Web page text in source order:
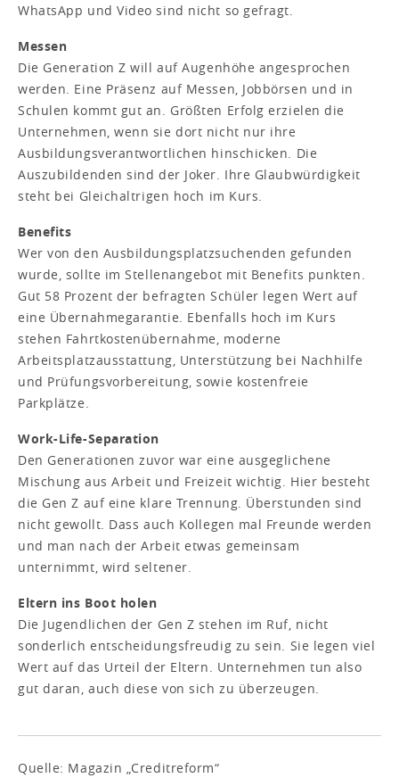
WhatsApp und Video sind nicht so gefragt.
Messen
Die Generation Z will auf Augenhöhe angesprochen
werden. Eine Präsenz auf Messen, Jobbörsen und in
Schulen kommt gut an. Größten Erfolg erzielen die
Unternehmen, wenn sie dort nicht nur ihre
Ausbildungsverantwortlichen hinschicken. Die
Auszubildenden sind der Joker. Ihre Glaubwürdigkeit
steht bei Gleichaltrigen hoch im Kurs.
Benefits
Wer von den Ausbildungsplatzsuchenden gefunden
wurde, sollte im Stellenangebot mit Benefits punkten.
Gut 58 Prozent der befragten Schüler legen Wert auf
eine Übernahmegarantie. Ebenfalls hoch im Kurs
stehen Fahrtkostenübernahme, moderne
Arbeitsplatzausstattung, Unterstützung bei Nachhilfe
und Prüfungsvorbereitung, sowie kostenfreie
Parkplätze.
Work-Life-Separation
Den Generationen zuvor war eine ausgeglichene
Mischung aus Arbeit und Freizeit wichtig. Hier besteht
die Gen Z auf eine klare Trennung. Überstunden sind
nicht gewollt. Dass auch Kollegen mal Freunde werden
und man nach der Arbeit etwas gemeinsam
unternimmt, wird seltener.
Eltern ins Boot holen
Die Jugendlichen der Gen Z stehen im Ruf, nicht
sonderlich entscheidungsfreudig zu sein. Sie legen viel
Wert auf das Urteil der Eltern. Unternehmen tun also
gut daran, auch diese von sich zu überzeugen.
Quelle: Magazin „Creditreform“